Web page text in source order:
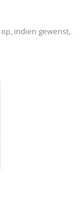
indien gewenst,